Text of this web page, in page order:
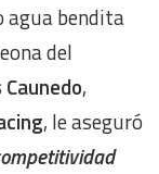
agua bendita
del
Caunedo,
, le aseguró